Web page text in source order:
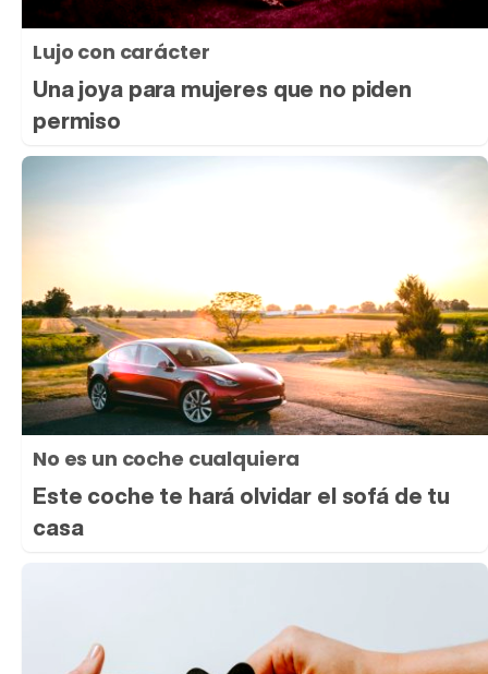
Lujo con carácter
Una joya para mujeres que no piden
permiso
No es un coche cualquiera
Este coche te hará olvidar el sofá de tu
casa